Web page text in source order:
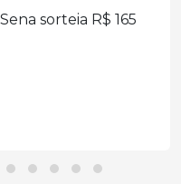
foram levados ao